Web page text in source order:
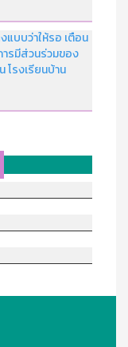
แบบว่าให้รอ เตือน
ารมีส่วนร่วมของ
โรงเรียนบ้าน